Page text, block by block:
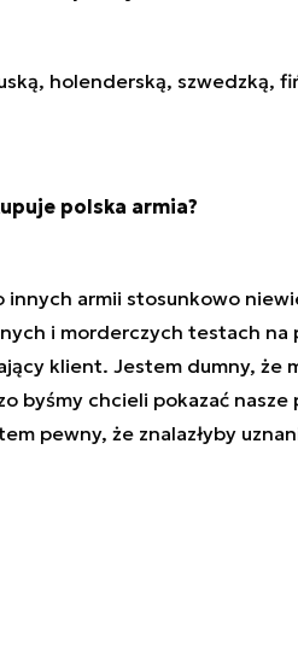
holenderską, szwedzką,
polska armia?
innych armii stosunkowo
i morderczych testach
klient. Jestem dumny, że
byśmy chcieli pokazać
pewny, że znalazłyby